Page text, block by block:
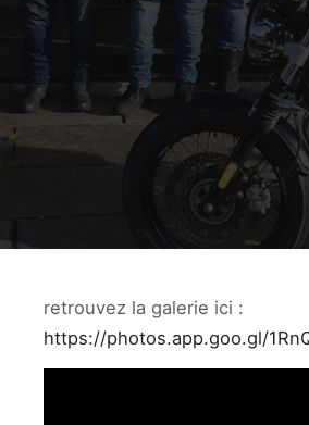
retrouvez la galerie ici :
https://photos.app.goo.gl/